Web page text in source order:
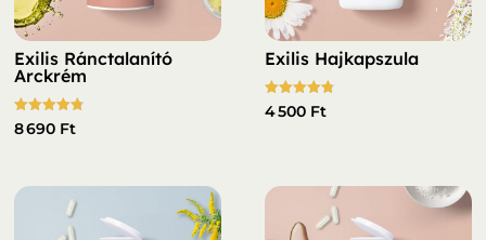
Exilis Ránctalanító
Arckrém
Értékelés:
4.73
8 690 Ft
Exilis Hajkapszula
Értékelés:
4.78
4 500 Ft